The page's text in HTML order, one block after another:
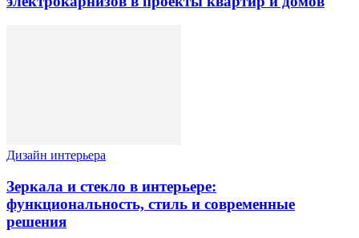
Дизайн интерьера
Зеркала и стекло в интерьере:
функциональность, стиль и современные
решения